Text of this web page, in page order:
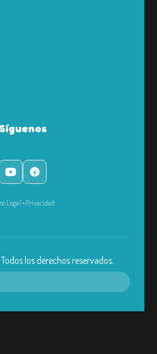
Síguenos
Legal • Privacidad
. Todos los derechos reservados.